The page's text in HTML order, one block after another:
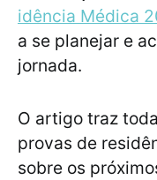
idência Médica
a se planejar e
jornada.
O artigo traz
provas de
sobre os